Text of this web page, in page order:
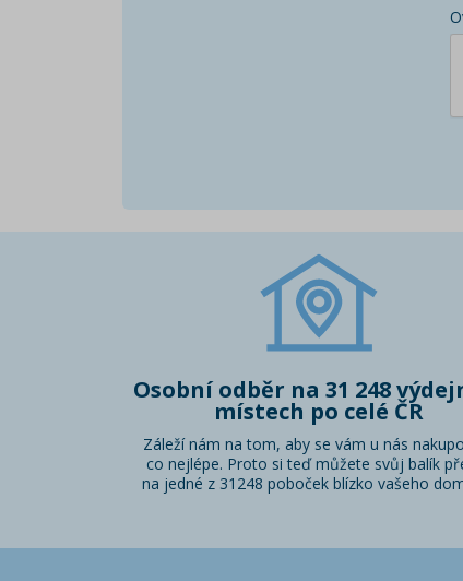
Osobní odběr na 31 248
místech po celé ČR
Záleží nám na tom, aby se vám u nás
co nejlépe. Proto si teď můžete svůj balík
na jedné z 31248 poboček blízko vašeho